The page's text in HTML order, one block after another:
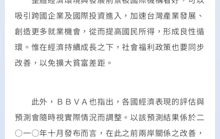
吸引跨國企業及國際投資進入，加速台灣產業發展、
創造更多就業機會，從而提高國民所得，形成良性循
環。惟在經濟持續成長之下，社會福利政策也要同步
改善，以免擴大貧富差距。
此外，ＢＢＶＡ也指出，各國經濟表現的評估與
預測會隨時視實際情況而調整。以該預測結果係於二
○一○年十月發布而言，在此之前兩岸關係之改善，